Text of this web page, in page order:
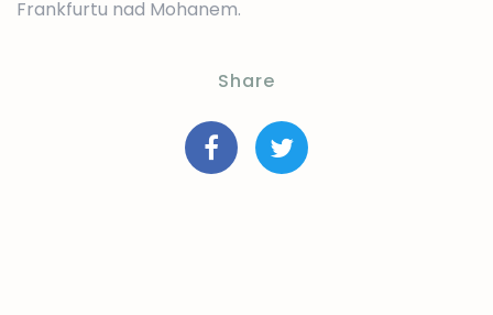
Frankfurtu nad Mohanem.
Share